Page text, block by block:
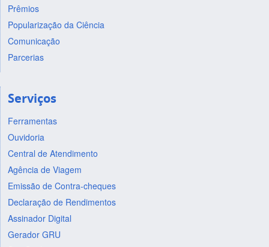
Prêmios
Popularização da Ciência
Comunicação
Parcerias
Serviços
Ferramentas
Ouvidoria
Central de Atendimento
Agência de Viagem
Emissão de Contra-cheques
Declaração de Rendimentos
Assinador Digital
Gerador GRU